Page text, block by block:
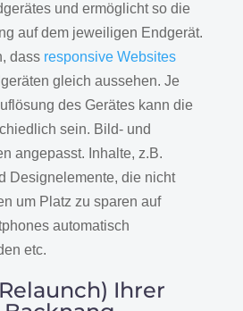
und ermöglicht so die
auf dem jeweiligen Endgerät.
dass responsive Websites
gleich aussehen. Je
des Gerätes kann die
sein. Bild- und
angepasst. Inhalte, z.B.
Designelemente, die nicht
um Platz zu sparen auf
automatisch
etc.
Ihrer